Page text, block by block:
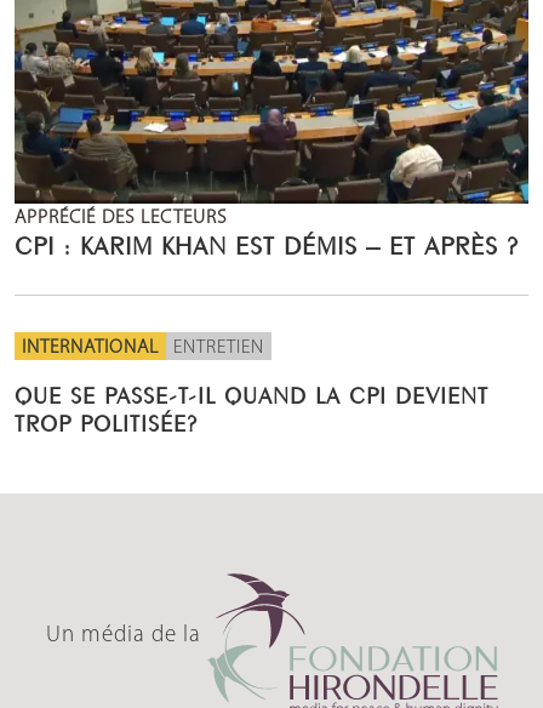
APPRÉCIÉ DES LECTEURS
CPI : KARIM KHAN EST DÉMIS – ET APRÈS ?
INTERNATIONAL ENTRETIEN
QUE SE PASSE-T-IL QUAND LA CPI DEVIENT
TROP POLITISÉE?
Un média de la